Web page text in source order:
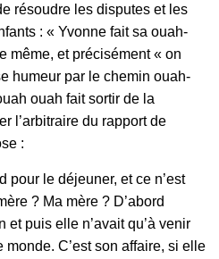
résoudre les disputes et les
: « Yvonne fait sa ouah-
même, et précisément « on
humeur par le chemin ouah-
ouah fait sortir de la
l’arbitraire du rapport de
:
pour le déjeuner, et ce n’est
? Ma mère ? D’abord
et puis elle n’avait qu’à venir
C’est son affaire, si elle